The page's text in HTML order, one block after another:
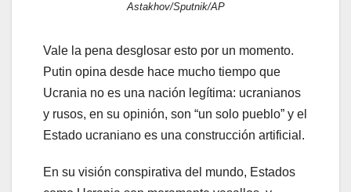
Astakhov/Sputnik/AP
Vale la pena desglosar esto por un momento.
Putin opina desde hace mucho tiempo que
Ucrania no es una nación legítima: ucranianos
y rusos, en su opinión, son “un solo pueblo” y el
Estado ucraniano es una construcción artificial.
En su visión conspirativa del mundo, Estados